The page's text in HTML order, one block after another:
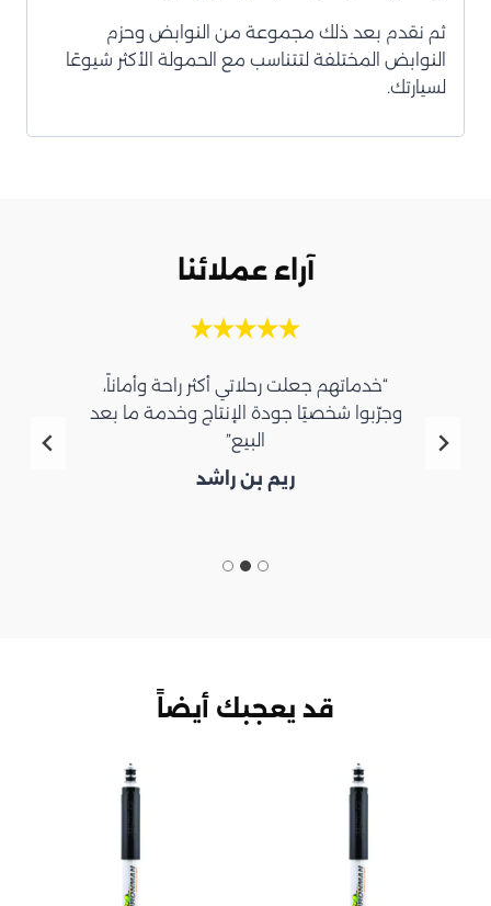
ثم نقدم بعد ذلك مجموعة من النوابض وحزم
النوابض المختلفة لتتناسب مع الحمولة الأكثر شيوعًا
لسيارتك.
آراء عملائنا
“خدماتهم جعلت رحلاتي أكثر راحة وأماناً،
وجرّبوا شخصيًا جودة الإنتاج وخدمة ما بعد
البيع”
ريم بن راشد
قد يعجبك أيضاً